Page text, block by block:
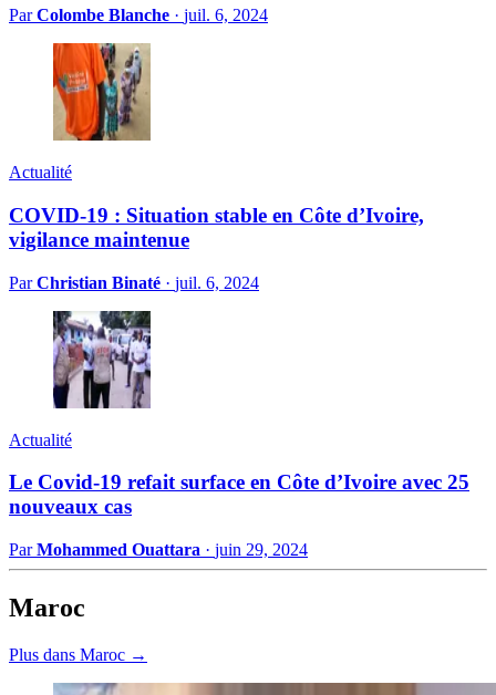
ParColombe Blanche · juil. 6, 2024
Actualité
COVID-19 : Situation stable en Côte d’Ivoire,
vigilance maintenue
ParChristian Binaté · juil. 6, 2024
Actualité
Le Covid-19 refait surface en Côte d’Ivoire avec 25
nouveaux cas
ParMohammed Ouattara · juin 29, 2024
Maroc
Plus dans Maroc →